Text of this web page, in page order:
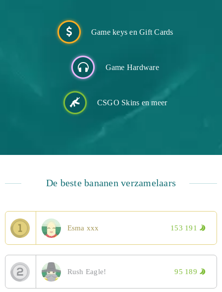
Game keys en Gift Cards
Game Hardware
CSGO Skins en meer
De beste bananen verzamelaars
Esma xxx 153 191
Rush Eagle! 95 189